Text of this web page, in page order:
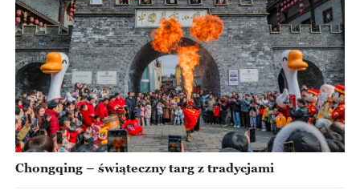
Chongqing – świąteczny targ z tradycjami